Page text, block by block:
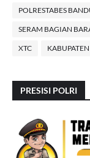
POLRESTABES
SERAM BAGIAN
XTC
PRESISI POLRI